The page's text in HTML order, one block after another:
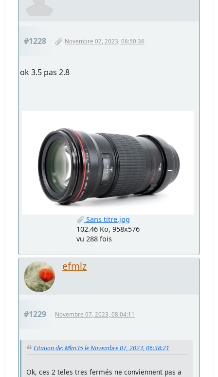
#1228 Novembre 07, 2023, 06:50:36
ok 3.5 pas 2.8
Sans titre.jpg
102.46 Ko, 958x576
vu 288 fois
efmlz
#1229 Novembre 07, 2023, 08:04:11
Citation de: Mlm35 le Novembre 07, 2023, 06:38:21
Ok, ces 2 teles tres fermés ne conviennent pas a